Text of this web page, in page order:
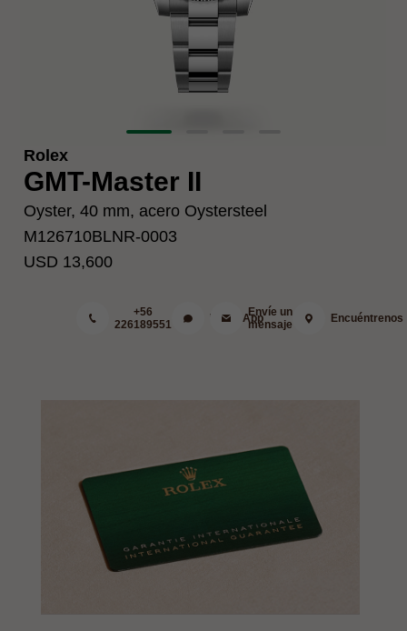
Rolex
GMT-Master II
Oyster, 40 mm, acero Oystersteel
M126710BLNR-0003
USD 13,600
+56
226189551
WhatsAppEnvíe un
mensaje
Encuéntrenos